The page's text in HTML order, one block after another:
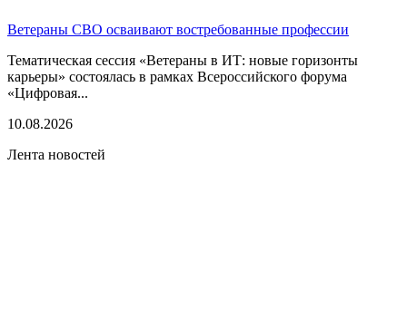
Ветераны СВО осваивают востребованные профессии
Тематическая сессия «Ветераны в ИТ: новые горизонты
карьеры» состоялась в рамках Всероссийского форума
«Цифровая...
10.08.2026
Лента новостей